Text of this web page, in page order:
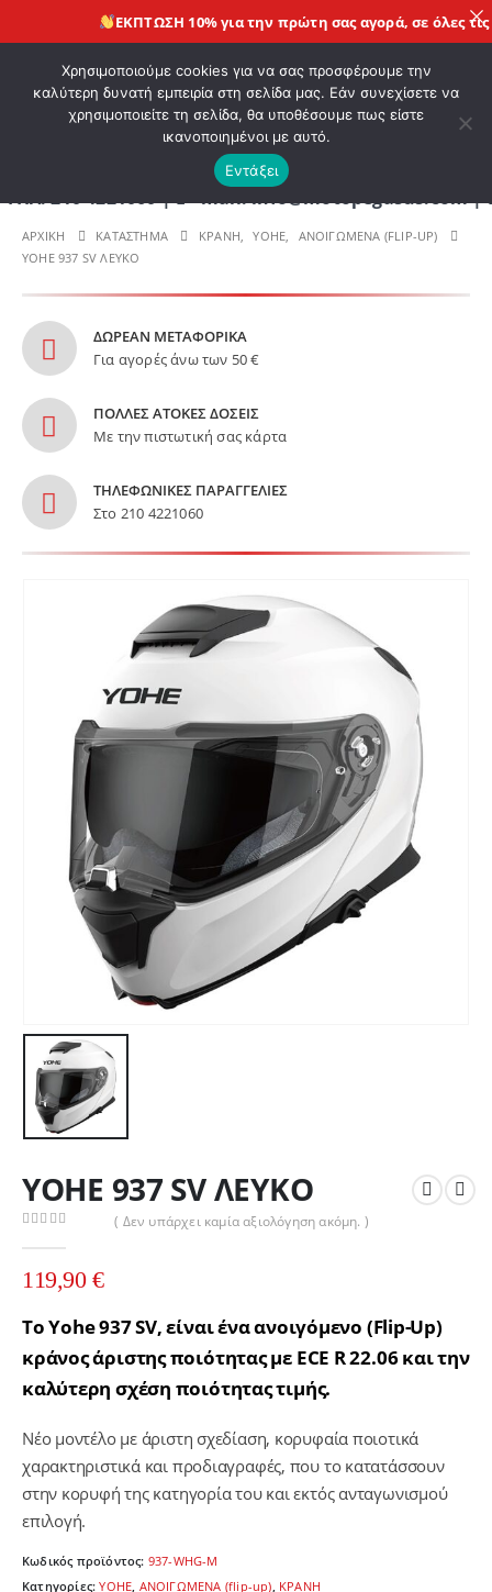
ΚΑΛΩΣ ΗΡΘΑΤΕ ΣΤΟ E-SHOP ΜΟΤΟ ΠΗΓΑΣΟΣ !
| E - mail: info@motopegasus.com | ΕΠΙΣΗΜΟΣ
ΑΡΧΙΚΉ ΚΑΤΆΣΤΗΜΑ ΚΡΑΝΗ, YOHE,
ΑΝΟΙΓΩΜΕΝΑ (FLIP-UP)
YOHE 937 SV ΛΕΥΚΟ
ΔΩΡΕΑΝ ΜΕΤΑΦΟΡΙΚΑ
Για αγορές άνω των 50 €
ΠΟΛΛΕΣ ΑΤΟΚΕΣ ΔΟΣΕΙΣ
Με την πιστωτική σας κάρτα
ΤΗΛΕΦΩΝΙΚΕΣ ΠΑΡΑΓΓΕΛΙΕΣ
Στο 210 4221060
YOHE 937 SV ΛΕΥΚΟ
( Δεν υπάρχει καμία αξιολόγηση ακόμη. )
119,90 €
Το Yohe 937 SV, είναι ένα ανοιγόμενο (Flip-Up)
κράνος άριστης ποιότητας με ECE R 22.06 και την
καλύτερη σχέση ποιότητας τιμής.
Νέο μοντέλο με άριστη σχεδίαση, κορυφαία ποιοτικά
χαρακτηριστικά και προδιαγραφές, που το κατατάσσουν
στην κορυφή της κατηγορία του και εκτός ανταγωνισμού
επιλογή.
Κωδικός προϊόντος: 937-WHG-M
Κατηγορίες:YOHE, ΑΝΟΙΓΩΜΕΝΑ (flip-up), ΚΡΑΝΗ
ΕΚΠΤΩΣΗ 10% για την πρώτη σας αγορά, σε όλες τις
Χρησιμοποιούμε cookies για να σας προσφέρουμε την
καλύτερη δυνατή εμπειρία στη σελίδα μας. Εάν συνεχίσετε να
χρησιμοποιείτε τη σελίδα, θα υποθέσουμε πως είστε
ικανοποιημένοι με αυτό.
Εντάξει